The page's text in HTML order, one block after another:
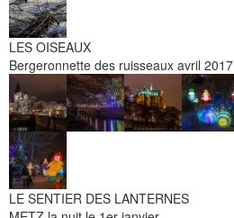
LES OISEAUX
Bergeronnette des ruisseaux avril 2017
LE SENTIER DES LANTERNES